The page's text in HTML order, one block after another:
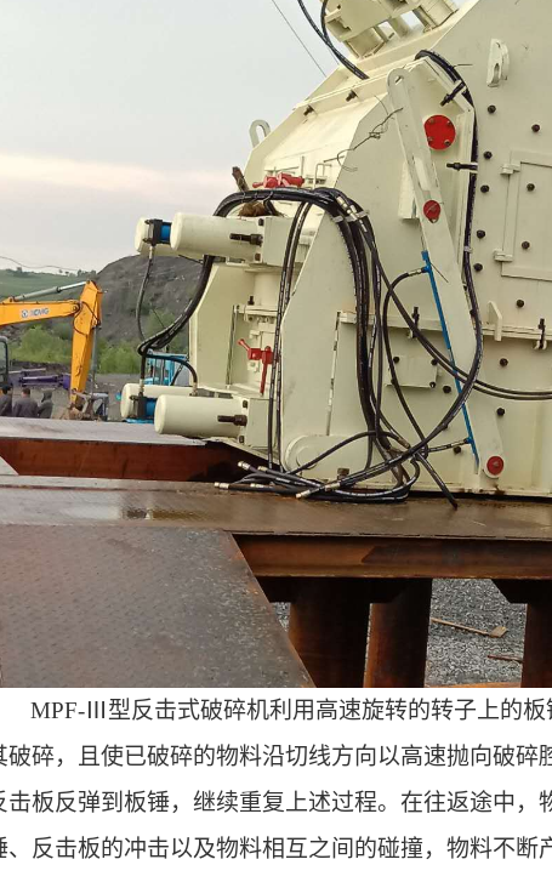
MPF-Ⅲ型反击式破碎机利用高速旋转的转子上的
破碎，且使已破碎的物料沿切线方向以高速抛向破
击板反弹到板锤，继续重复上述过程。在往返途中
、反击板的冲击以及物料相互之间的碰撞，物料不